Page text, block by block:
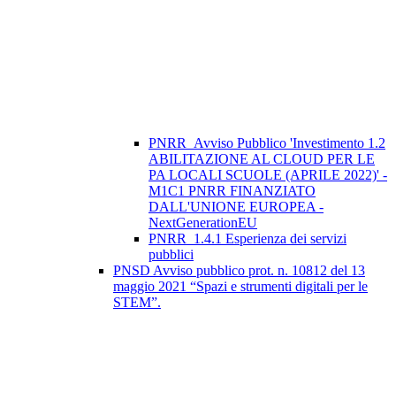
PNRR_Avviso Pubblico 'Investimento 1.2
ABILITAZIONE AL CLOUD PER LE
PA LOCALI SCUOLE (APRILE 2022)' -
M1C1 PNRR FINANZIATO
DALL'UNIONE EUROPEA -
NextGenerationEU
PNRR_1.4.1 Esperienza dei servizi
pubblici
PNSD Avviso pubblico prot. n. 10812 del 13
maggio 2021 “Spazi e strumenti digitali per le
STEM”.